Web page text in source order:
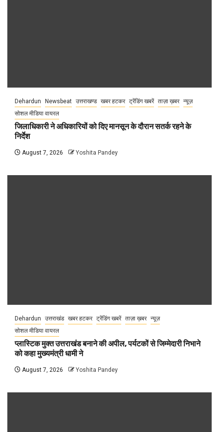
Dehardun Newsbeat उत्तराखण्ड खबर हटकर ट्रेंडिंग खबरें ताज़ा ख़बर न्यूज़
सोशल मीडिया वायरल
जिलाधिकारी ने अधिकारियों को दिए मानसून के दौरान सतर्क रहने के
निर्देश
August 7, 2026 Yoshita Pandey
Dehardun उत्तराखंड खबर हटकर ट्रेंडिंग खबरें ताज़ा ख़बर न्यूज़
सोशल मीडिया वायरल
प्लास्टिक मुक्त उत्तराखंड बनाने की अपील, पर्यटकों से जिम्मेदारी निभाने
को कहा मुख्यमंत्री धामी ने
August 7, 2026 Yoshita Pandey